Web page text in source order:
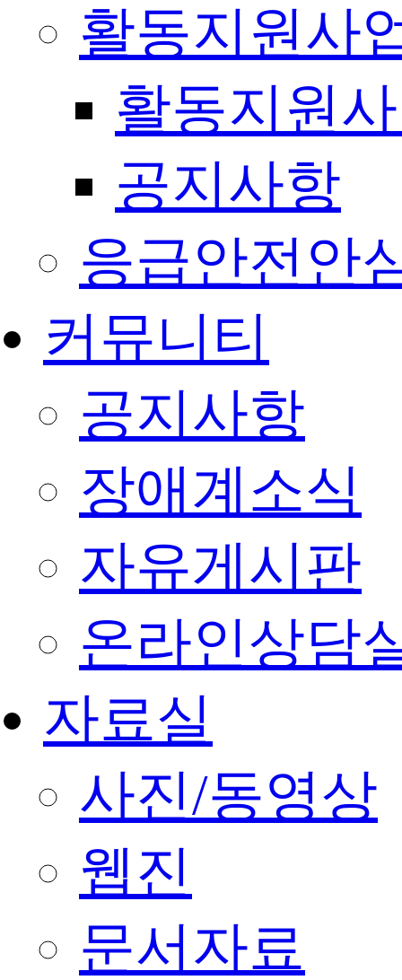
활동지원사
활동지원
공지사항
응급안전안
커뮤니티
공지사항
장애계소식
자유게시판
온라인상담
자료실
사진/동영상
웹진
문서자료